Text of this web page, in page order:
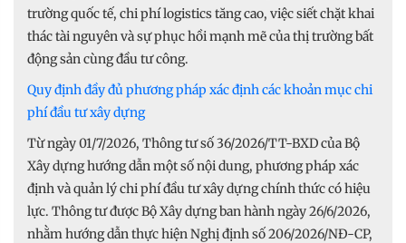
trường quốc tế, chi phí logistics tăng cao, việc siết chặt khai
thác tài nguyên và sự phục hồi mạnh mẽ của thị trường bất
động sản cùng đầu tư công.
Quy định đầy đủ phương pháp xác định các khoản mục chi
phí đầu tư xây dựng
Từ ngày 01/7/2026, Thông tư số 36/2026/TT-BXD của Bộ
Xây dựng hướng dẫn một số nội dung, phương pháp xác
định và quản lý chi phí đầu tư xây dựng chính thức có hiệu
lực. Thông tư được Bộ Xây dựng ban hành ngày 26/6/2026,
nhằm hướng dẫn thực hiện Nghị định số 206/2026/NĐ-CP,